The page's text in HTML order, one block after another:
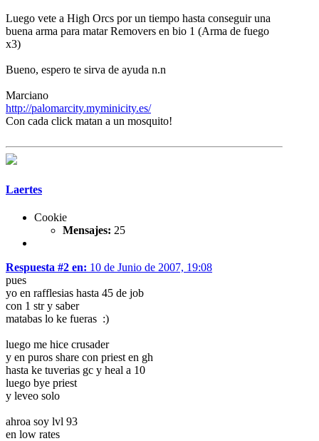
Luego vete a High Orcs por un tiempo hasta conseguir una
buena arma para matar Removers en bio 1 (Arma de fuego
x3)
Bueno, espero te sirva de ayuda n.n
Marciano
http://palomarcity.myminicity.es/
Con cada click matan a un mosquito!
Laertes
Cookie
Mensajes: 25
Respuesta #2 en: 10 de Junio de 2007, 19:08
pues
yo en rafflesias hasta 45 de job
con 1 str y saber
matabas lo ke fueras :)
luego me hice crusader
y en puros share con priest en gh
hasta ke tuverias gc y heal a 10
luego bye priest
y leveo solo
ahroa soy lvl 93
en low rates